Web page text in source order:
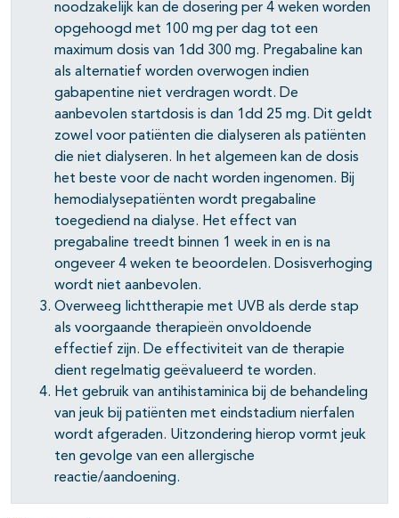
noodzakelijk kan de dosering per 4 weken worden
opgehoogd met 100 mg per dag tot een
maximum dosis van 1dd 300 mg. Pregabaline kan
als alternatief worden overwogen indien
gabapentine niet verdragen wordt. De
aanbevolen startdosis is dan 1dd 25 mg. Dit geldt
zowel voor patiënten die dialyseren als patiënten
die niet dialyseren. In het algemeen kan de dosis
het beste voor de nacht worden ingenomen. Bij
hemodialysepatiënten wordt pregabaline
toegediend na dialyse. Het effect van
pregabaline treedt binnen 1 week in en is na
ongeveer 4 weken te beoordelen. Dosisverhoging
wordt niet aanbevolen.
Overweeg lichttherapie met UVB als derde stap
als voorgaande therapieën onvoldoende
effectief zijn. De effectiviteit van de therapie
dient regelmatig geëvalueerd te worden.
Het gebruik van antihistaminica bij de behandeling
van jeuk bij patiënten met eindstadium nierfalen
wordt afgeraden. Uitzondering hierop vormt jeuk
ten gevolge van een allergische
reactie/aandoening.